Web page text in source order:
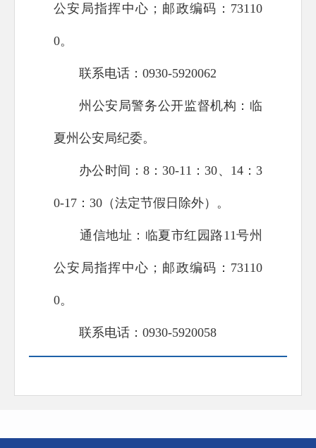
公安局指挥中心；邮政编码：73110
0。
联系电话：0930-5920062
州公安局警务公开监督机构：临
夏州公安局纪委。
办公时间：8：30-11：30、14：3
0-17：30（法定节假日除外）。
通信地址：临夏市红园路11号州
公安局指挥中心；邮政编码：73110
0。
联系电话：0930-5920058